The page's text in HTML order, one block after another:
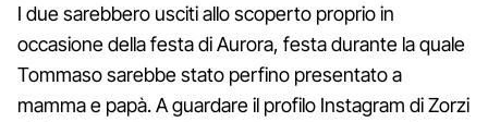
I due sarebbero usciti allo scoperto proprio in
occasione della festa di Aurora, festa durante la quale
Tommaso sarebbe stato perfino presentato a
mamma e papà. A guardare il profilo Instagram di Zorzi